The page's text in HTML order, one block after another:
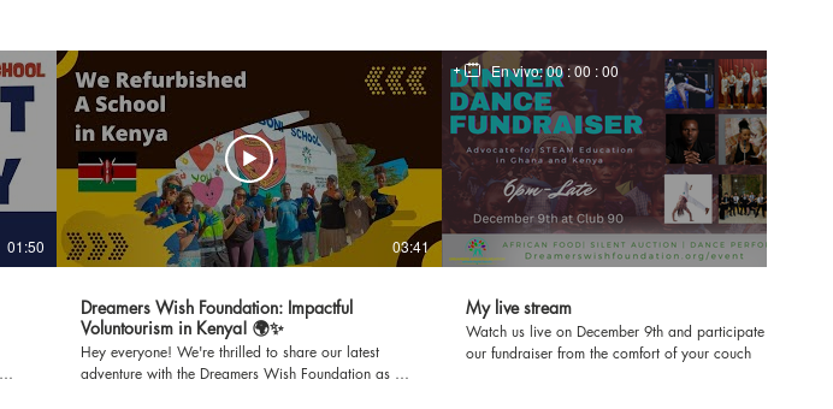
01:50 03:41
Dreamers Wish Foundation: Impactful
Voluntourism in Kenya! 🌍✨
Hey everyone! We're thrilled to share our latest
adventure with the Dreamers Wish Foundation as we
En vivo:00 : 00 : 00
My live stream
Watch us live on December 9th and participate in
our fundraiser from the comfort of your couch